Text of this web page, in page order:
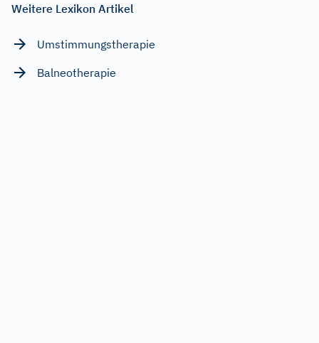
Weitere Lexikon Artikel
Umstimmungstherapie
Balneotherapie